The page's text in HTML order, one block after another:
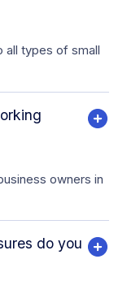
all types of small
owners in
do you